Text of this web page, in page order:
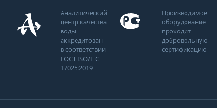
Аналитический
центр качества
воды
аккредитован
в соответствии
ГОСТ ISO/IEC
17025:2019
Производимое
оборудование
проходит
добровольную
сертификацию